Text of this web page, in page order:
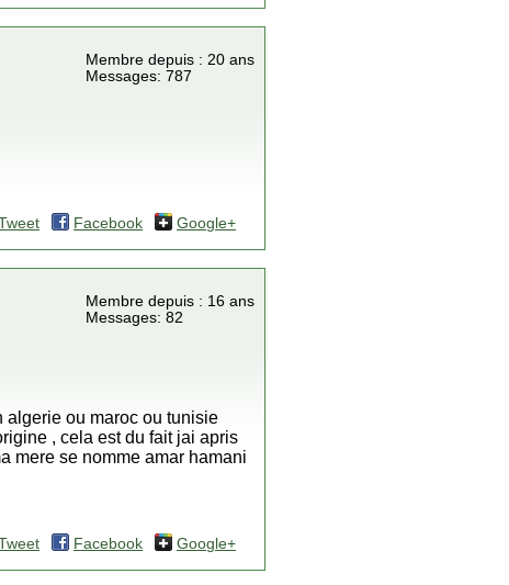
Membre depuis : 20 ans
Messages: 787
Facebook Google+
Membre depuis : 16 ans
Messages: 82
algerie ou maroc ou tunisie
, cela est du fait jai apris
mere se nomme amar hamani
Facebook Google+